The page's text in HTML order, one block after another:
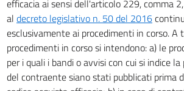
PIANIFICAZIONE PROGRAMMAZIONE E
21
22
23
24
efficacia ai sensi dell'articolo 229, comma
al decreto legislativo n. 50 del 2016
esclusivamente ai procedimenti in corso. A
procedimenti in corso si intendono: a) le
per i quali i bandi o avvisi con cui si indice
del contraente siano stati pubblicati prima